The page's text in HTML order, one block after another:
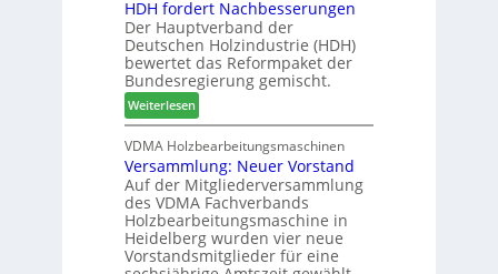
r
n
2
0
2
6
B
e
s
u
c
h
e
r
z
a
h
l
e
a
t
b
o
t
h
i
l
t
b
e
i
P
HDH fordert Nachbesserungen
Der Hauptverband der
Deutschen Holzindustrie (HDH)
bewertet das Reformpaket der
Bundesregierung gemischt.
Weiterlesen:
H
D
H
f
o
r
d
e
VDMA Holzbearbeitungsmaschinen
Versammlung: Neuer Vorstand
Auf der Mitgliederversammlung
des VDMA Fachverbands
Holzbearbeitungsmaschine in
Heidelberg wurden vier neue
Vorstandsmitglieder für eine